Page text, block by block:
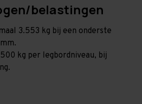
belastingen
3.553 kg bij een onderste
kg per legbordniveau, bij